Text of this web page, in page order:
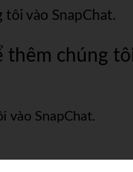
tôi vào SnapChat.
thêm chúng
vào SnapChat.